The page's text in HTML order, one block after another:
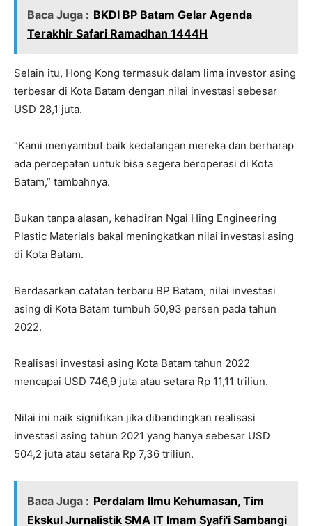
Baca Juga : BKDI BP Batam Gelar Agenda
Terakhir Safari Ramadhan 1444H
Selain itu, Hong Kong termasuk dalam lima investor asing
terbesar di Kota Batam dengan nilai investasi sebesar
USD 28,1 juta.
“Kami menyambut baik kedatangan mereka dan berharap
ada percepatan untuk bisa segera beroperasi di Kota
Batam,” tambahnya.
Bukan tanpa alasan, kehadiran Ngai Hing Engineering
Plastic Materials bakal meningkatkan nilai investasi asing
di Kota Batam.
Berdasarkan catatan terbaru BP Batam, nilai investasi
asing di Kota Batam tumbuh 50,93 persen pada tahun
2022.
Realisasi investasi asing Kota Batam tahun 2022
mencapai USD 746,9 juta atau setara Rp 11,11 triliun.
Nilai ini naik signifikan jika dibandingkan realisasi
investasi asing tahun 2021 yang hanya sebesar USD
504,2 juta atau setara Rp 7,36 triliun.
Baca Juga : Perdalam Ilmu Kehumasan, Tim
Ekskul Jurnalistik SMA IT Imam Syafi'i Sambangi